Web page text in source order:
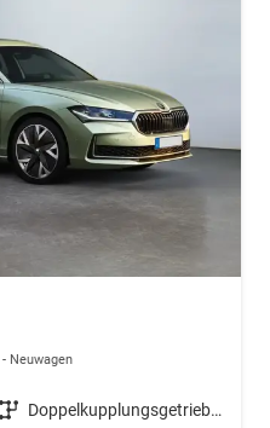
Neuwagen
Getriebe
Doppelkupplungsgetriebe (DSG)